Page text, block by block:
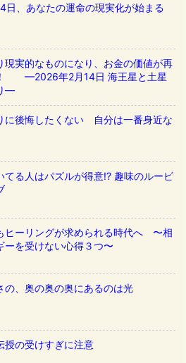
日、あなたの運命の現実化が始まる
現実的なものになり、お金の価値が再
––2026年2月14日 海王星と土星
––
に後悔したくない 自分は一番身近な
てる人はパズルが得意!? 趣味のルービ
ヒーリングが求められる時代へ 〜相
ーを受けない心得３つ〜
の、奥の奥の奥にあるのは光
授の受けすぎに注意